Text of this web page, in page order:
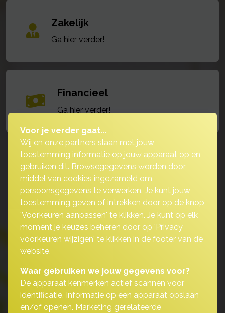
Zakelijk
Ga hier verder!
Financieel
Ga hier verder!
Voor je verder gaat...
Wij en onze partners slaan met jouw
toestemming informatie op jouw apparaat op en
gebruiken dit. Browsegegevens worden door
middel van cookies ingezameld om
persoonsgegevens te verwerken. Je kunt jouw
toestemming geven of intrekken door op de knop
'Voorkeuren aanpassen' te klikken. Je kunt op elk
moment je keuzes beheren door op 'Privacy
voorkeuren wijzigen' te klikken in de footer van de
website.
Waar gebruiken we jouw gegevens voor?
De apparaat kenmerken actief scannen voor
identificatie. Informatie op een apparaat opslaan
en/of openen. Marketing gerelateerde